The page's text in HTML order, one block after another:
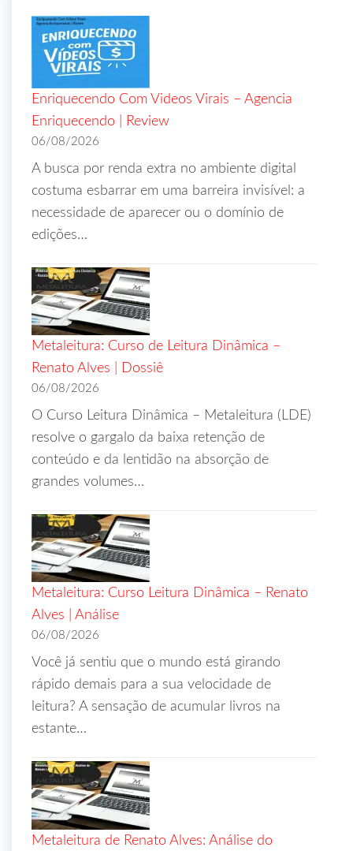
Enriquecendo Com Videos Virais – Agencia
Enriquecendo | Review
06/08/2026
A busca por renda extra no ambiente digital
costuma esbarrar em uma barreira invisível: a
necessidade de aparecer ou o domínio de
edições…
Metaleitura: Curso de Leitura Dinâmica –
Renato Alves | Dossiê
06/08/2026
O Curso Leitura Dinâmica – Metaleitura (LDE)
resolve o gargalo da baixa retenção de
conteúdo e da lentidão na absorção de
grandes volumes…
Metaleitura: Curso Leitura Dinâmica – Renato
Alves | Análise
06/08/2026
Você já sentiu que o mundo está girando
rápido demais para a sua velocidade de
leitura? A sensação de acumular livros na
estante…
Metaleitura de Renato Alves: Análise do